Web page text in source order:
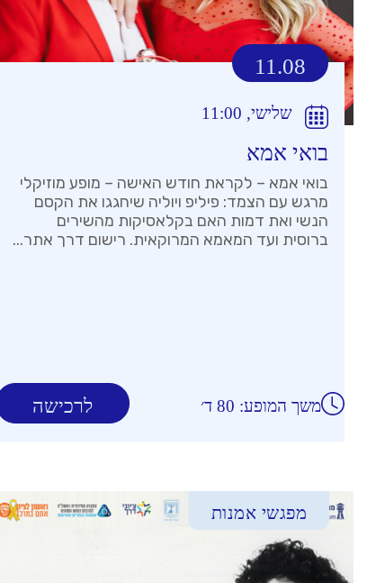
11.08
שלישי, 11:00
בואי אמא
בואי אמא – לקראת חודש האישה – מופע מוזיקלי
מרגש עם הצמד: פיליפ ויוליה שיחגגו את הקסם
הנשי ואת דמות האם בקלאסיקות מהשירים
ברוסית ועד המאמא המרוקאית. רישום דרך אתר...
לרכישה משך המופע: 80 ד׳
מפגשי אמנות